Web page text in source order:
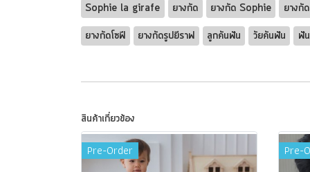
Sophie la girafe ยางกัด ยางกัด Sophie ยางกั
ยางกัดโซฟี
ยางกัดรูปยีราฟ ลูกคันฟัน วัยคันฟัน ฟั
สินค้าเกี่ยวข้อง
Pre-Order Pre-